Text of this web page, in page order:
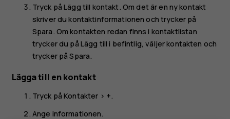
Tryck påLägg till kontakt . Om det är en ny kontakt
skriver du kontaktinformationen och trycker på
Spara . Om kontakten redan finns i kontaktlistan
trycker du på Lägg till i befintlig, väljer kontakten och
trycker påSpara.
Lägga till en kontakt
Tryck påKontakter > +.
Ange informationen.